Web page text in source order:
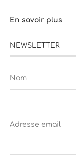
En savoir plus
NEWSLETTER
Nom
Adresse email